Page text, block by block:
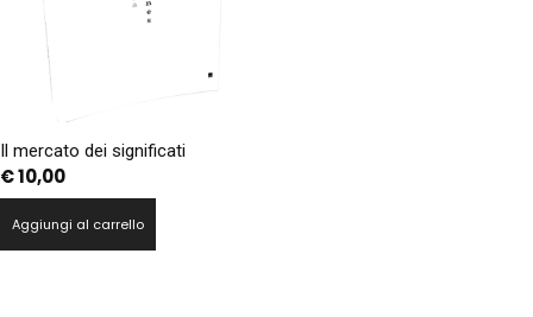
Il mercato dei significati
€10,00
Aggiungi al carrello